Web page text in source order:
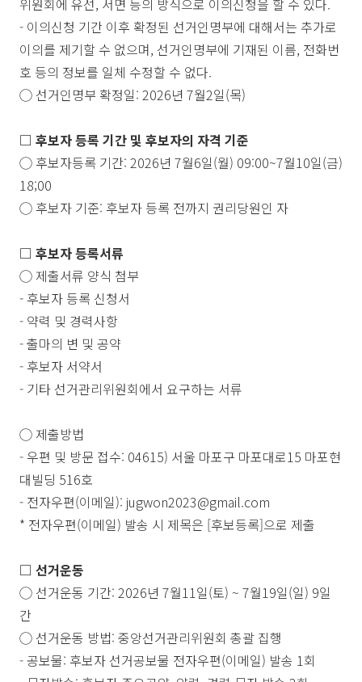
위원회에 유선, 서면 등의 방식으로 이의신청을 할 수 있다.
- 이의신청 기간 이후 확정된 선거인명부에 대해서는 추가로
이의를 제기할 수 없으며, 선거인명부에 기재된 이름, 전화번
호 등의 정보를 일체 수정할 수 없다.
◯선거인명부 확정일: 2026년 7월2일(목)
□ 후보자 등록 기간 및 후보자의 자격 기준
◯ 후보자등록 기간: 2026년 7월6일(월) 09:00~7월10일(금)
18;00
◯ 후보자 기준: 후보자 등록 전까지 권리당원인 자
□ 후보자 등록서류
◯ 제출서류 양식 첨부
- 후보자 등록 신청서
- 약력 및 경력사항
-출마의 변 및 공약
- 후보자 서약서
- 기타 선거관리위원회에서 요구하는 서류
◯ 제출방법
- 우편 및 방문 접수: 04615) 서울 마포구 마포대로15 마포현
대빌딩 516호
- 전자우편(이메일): jugwon2023@gmail.com
* 전자우편(이메일) 발송 시 제목은 [후보등록]으로 제출
□ 선거운동
◯선거운동 기간: 2026년 7월11일(토) ~ 7월19일(일) 9일
간
◯선거운동 방법: 중앙선거관리위원회 총괄 집행
-공보물: 후보자 선거공보물 전자우편(이메일) 발송 1회